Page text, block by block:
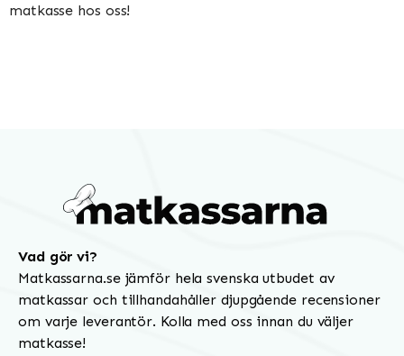
matkasse hos oss!
Vad gör vi?
Matkassarna.se jämför hela svenska utbudet av
matkassar och tillhandahåller djupgående recensioner
om varje leverantör. Kolla med oss innan du väljer
matkasse!